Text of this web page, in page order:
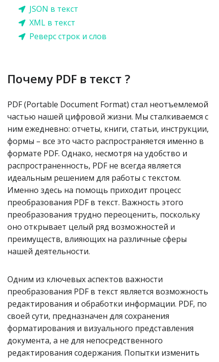
JSON в текст
XML в текст
Реверс строк и слов
Почему PDF в текст ?
PDF (Portable Document Format) стал неотъемлемой
частью нашей цифровой жизни. Мы сталкиваемся с
ним ежедневно: отчеты, книги, статьи, инструкции,
формы – все это часто распространяется именно в
формате PDF. Однако, несмотря на удобство и
распространенность, PDF не всегда является
идеальным решением для работы с текстом.
Именно здесь на помощь приходит процесс
преобразования PDF в текст. Важность этого
преобразования трудно переоценить, поскольку
оно открывает целый ряд возможностей и
преимуществ, влияющих на различные сферы
нашей деятельности.
Одним из ключевых аспектов важности
преобразования PDF в текст является возможность
редактирования и обработки информации. PDF, по
своей сути, предназначен для сохранения
форматирования и визуального представления
документа, а не для непосредственного
редактирования содержания. Попытки изменить